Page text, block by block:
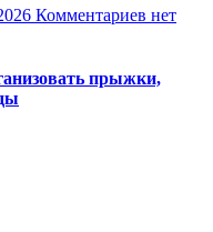
Комментариев нет
прыжки,